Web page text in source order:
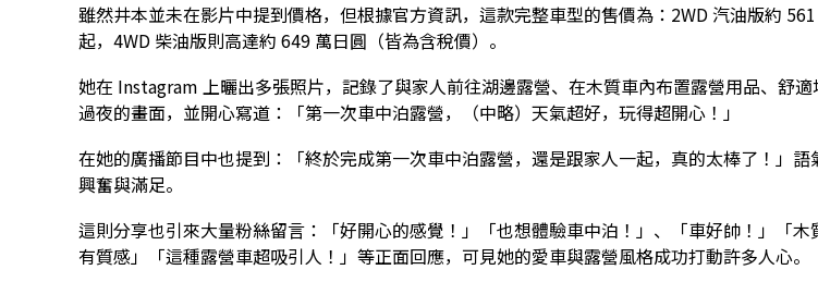
雖然井本並未在影片中提到價格，但根據官方資訊，這款完整車型的售價為：2WD 汽油版約
起，4WD 柴油版則高達約 649 萬日圓（皆為含稅價）。
她在 Instagram 上曬出多張照片，記錄了與家人前往湖邊露營、在木質車內布置露營用品、舒適
過夜的畫面，並開心寫道：「第一次車中泊露營，（中略）天氣超好，玩得超開心！」
在她的廣播節目中也提到：「終於完成第一次車中泊露營，還是跟家人一起，真的太棒了！」語
興奮與滿足。
這則分享也引來大量粉絲留言：「好開心的感覺！」「也想體驗車中泊！」、「車好帥！」「木
有質感」「這種露營車超吸引人！」等正面回應，可見她的愛車與露營風格成功打動許多人心。